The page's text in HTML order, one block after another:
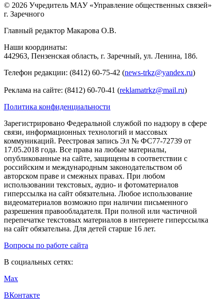
© 2026 Учредитель МАУ «Управление общественных связей»
г. Заречного
Главный редактор Макарова О.В.
Наши координаты:
442963, Пензенская область, г. Заречный, ул. Ленина, 18б.
Телефон редакции: (8412) 60-75-42 (news-trkz@yandex.ru)
Реклама на сайте: (8412) 60-70-41 (reklamatrkz@mail.ru)
Политика конфиденциальности
Зарегистрировано Федеральной службой по надзору в сфере
связи, информационных технологий и массовых
коммуникаций. Реестровая запись Эл № ФС77-72739 от
17.05.2018 года. Все права на любые материалы,
опубликованные на сайте, защищены в соответствии с
российским и международным законодательством об
авторском праве и смежных правах. При любом
использовании текстовых, аудио- и фотоматериалов
гиперссылка на сайт обязательна. Любое использование
видеоматериалов возможно при наличии письменного
разрешения правообладателя. При полной или частичной
перепечатке текстовых материалов в интернете гиперссылка
на сайт обязательна. Для детей старше 16 лет.
Вопросы по работе сайта
В социальных сетях:
Max
ВКонтакте